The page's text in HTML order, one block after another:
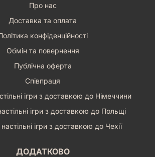
Про нас
Доставка та оплата
конфіденційності
Обмін та повернення
Публічна оферта
Співпраця
ігри з доставкою до Німеччини
ігри з доставкою до Польщі
настільні ігри з доставкою до Чехії
ДОДАТКОВО